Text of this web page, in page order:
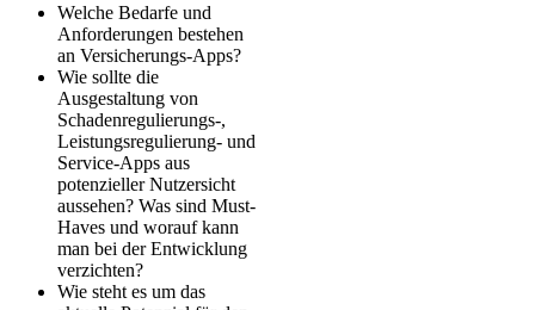
Welche Bedarfe und
Anforderungen bestehen
an Versicherungs-Apps?
Wie sollte die
Ausgestaltung von
Schadenregulierungs-,
Leistungsregulierung- und
Service-Apps aus
potenzieller Nutzersicht
aussehen? Was sind Must-
Haves und worauf kann
man bei der Entwicklung
verzichten?
Wie steht es um das